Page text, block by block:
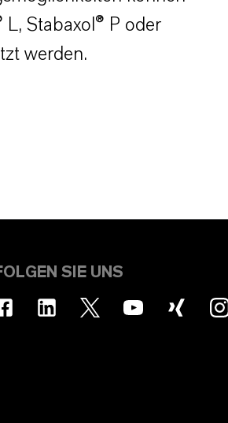
L, Stabaxol® P oder
werden.
SIE UNS